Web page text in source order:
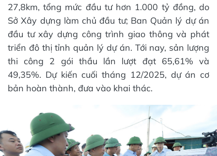
27,8km, tổng mức đầu tư hơn 1.000 tỷ đồng, do
Sở Xây dựng làm chủ đầu tư; Ban Quản lý dự án
đầu tư xây dựng công trình giao thông và phát
triển đô thị tỉnh quản lý dự án. Tới nay, sản lượng
thi công 2 gói thầu lần lượt đạt 65,61% và
49,35%. Dự kiến cuối tháng 12/2025, dự án cơ
bản hoàn thành, đưa vào khai thác.